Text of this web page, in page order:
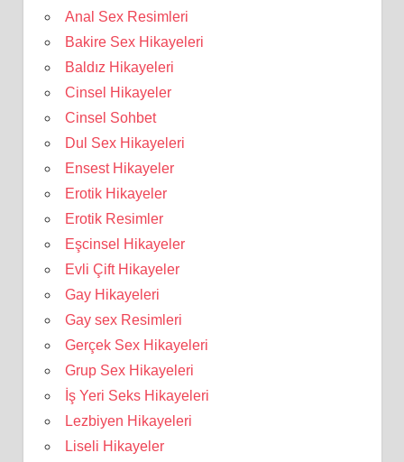
Anal Sex Resimleri
Bakire Sex Hikayeleri
Baldız Hikayeleri
Cinsel Hikayeler
Cinsel Sohbet
Dul Sex Hikayeleri
Ensest Hikayeler
Erotik Hikayeler
Erotik Resimler
Eşcinsel Hikayeler
Evli Çift Hikayeler
Gay Hikayeleri
Gay sex Resimleri
Gerçek Sex Hikayeleri
Grup Sex Hikayeleri
İş Yeri Seks Hikayeleri
Lezbiyen Hikayeleri
Liseli Hikayeler